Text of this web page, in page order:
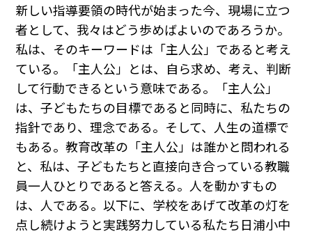
新しい指導要領の時代が始まった今、現場に立つ
者として、我々はどう歩めばよいのであろうか。
私は、そのキーワードは「主人公」であると考え
ている。「主人公」とは、自ら求め、考え、判断
して行動できるという意味である。「主人公」
は、子どもたちの目標であると同時に、私たちの
指針であり、理念である。そして、人生の道標で
もある。教育改革の「主人公」は誰かと問われる
と、私は、子どもたちと直接向き合っている教職
員一人ひとりであると答える。人を動かすもの
は、人である。以下に、学校をあげて改革の灯を
点し続けようと実践努力している私たち日浦小中